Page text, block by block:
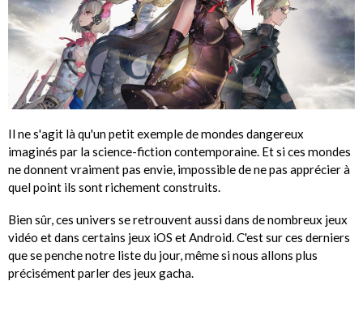
Il ne s'agit là qu'un petit exemple de mondes dangereux
imaginés par la science-fiction contemporaine. Et si ces mondes
ne donnent vraiment pas envie, impossible de ne pas apprécier à
quel point ils sont richement construits.
Bien sûr, ces univers se retrouvent aussi dans de nombreux jeux
vidéo et dans certains jeux iOS et Android. C'est sur ces derniers
que se penche notre liste du jour, même si nous allons plus
précisément parler des jeux gacha.